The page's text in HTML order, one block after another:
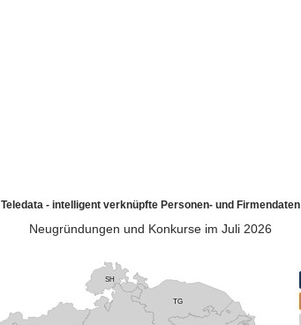
Teledata - intelligent verknüpfte Personen- und Firmendaten
Neugründungen und Konkurse im Juli 2026
SH
TG